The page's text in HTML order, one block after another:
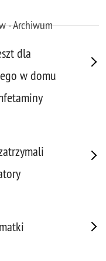
- Archiwum
dla
w domu